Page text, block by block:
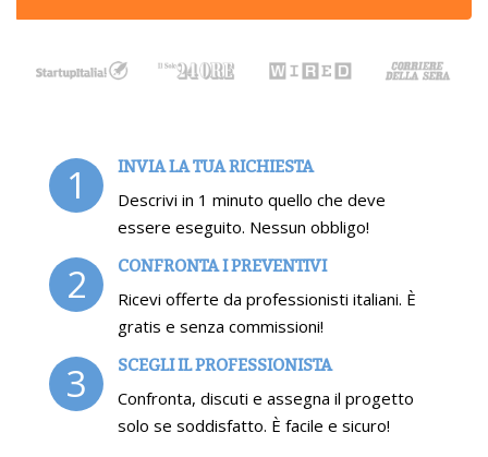
1 INVIA LA TUA RICHIESTA
Descrivi in 1 minuto quello che deve
essere eseguito. Nessun obbligo!
2 CONFRONTA I PREVENTIVI
Ricevi offerte da professionisti italiani. È
gratis e senza commissioni!
3 SCEGLI IL PROFESSIONISTA
Confronta, discuti e assegna il progetto
solo se soddisfatto. È facile e sicuro!